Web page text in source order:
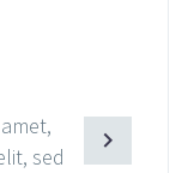
sed